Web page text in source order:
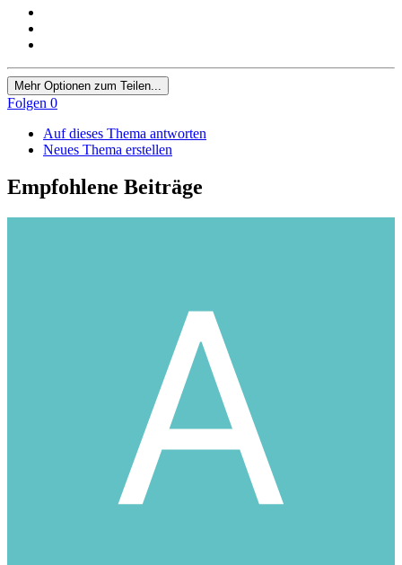
Mehr Optionen zum Teilen...
Folgen 0
Auf dieses Thema antworten
Neues Thema erstellen
Empfohlene Beiträge